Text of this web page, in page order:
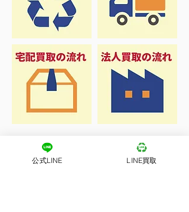
公式LINE LINE買取